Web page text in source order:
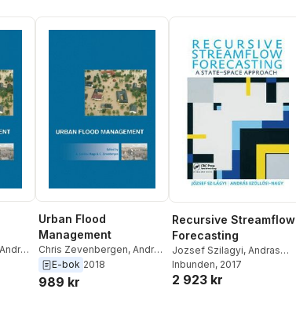
Andras
Urban Flood
Management
Chris Zevenbergen, Andras
Szollosi-Nagy
E-bok 2018
989 kr
Recursive Streamflow
Forecasting
Jozsef Szilagyi, Andras
Szollosi Nagy
Inbunden, 2017
2 923 kr